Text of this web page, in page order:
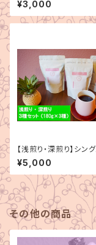
¥3,000
【浅煎り・深煎り】シン
ン 3種セット（180g×3
¥5,000
その他の商品